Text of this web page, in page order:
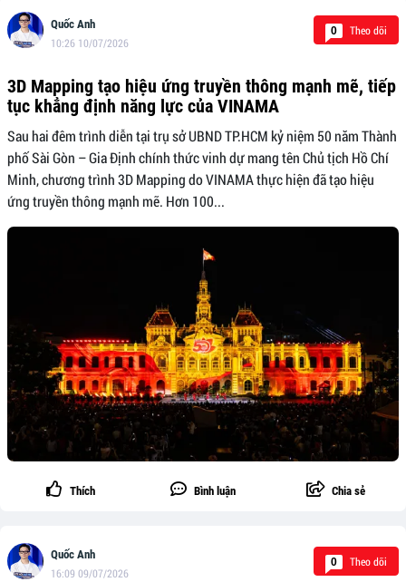
Quốc Anh
10:26 10/07/2026
0 Theo dõi
3D Mapping tạo hiệu ứng truyền thông mạnh mẽ, tiếp
tục khẳng định năng lực của VINAMA
Sau hai đêm trình diễn tại trụ sở UBND TP.HCM kỷ niệm 50 năm Thành
phố Sài Gòn – Gia Định chính thức vinh dự mang tên Chủ tịch Hồ Chí
Minh, chương trình 3D Mapping do VINAMA thực hiện đã tạo hiệu
ứng truyền thông mạnh mẽ. Hơn 100...
Thích Bình luận Chia sẻ
Quốc Anh
16:09 09/07/2026
0 Theo dõi